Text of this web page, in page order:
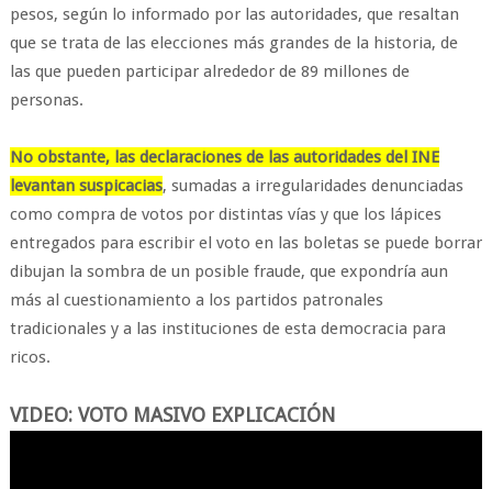
pesos, según lo informado por las autoridades, que resaltan
que se trata de las elecciones más grandes de la historia, de
las que pueden participar alrededor de 89 millones de
personas.
No obstante, las declaraciones de las autoridades del INE
levantan suspicacias, sumadas a irregularidades denunciadas
como compra de votos por distintas vías y que los lápices
entregados para escribir el voto en las boletas se puede borrar
dibujan la sombra de un posible fraude, que expondría aun
más al cuestionamiento a los partidos patronales
tradicionales y a las instituciones de esta democracia para
ricos.
VIDEO: VOTO MASIVO EXPLICACIÓN